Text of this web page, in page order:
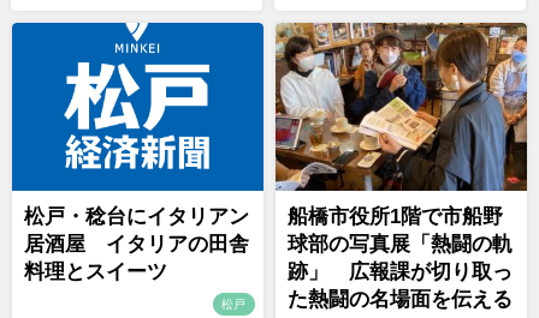
松戸・稔台にイタリアン
居酒屋 イタリアの田舎
料理とスイーツ
松戸
船橋市役所1階で市船野
球部の写真展「熱闘の軌
跡」 広報課が切り取っ
た熱闘の名場面を伝える